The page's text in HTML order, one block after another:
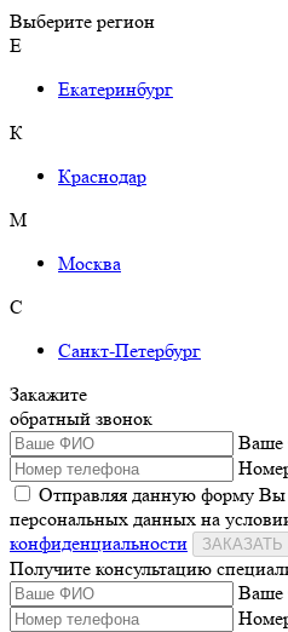
Выберите регион
Е
Екатеринбург
К
Краснодар
М
Москва
С
Санкт-Петербург
Закажите
обратный звонок
Отправляя данную форму Вы
персональных данных на
конфиденциальности
Получите консультацию